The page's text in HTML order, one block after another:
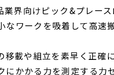
界向けピック&プレー
ワークを吸着して高速
移載や組立を素早く正
にかかる力を測定する力